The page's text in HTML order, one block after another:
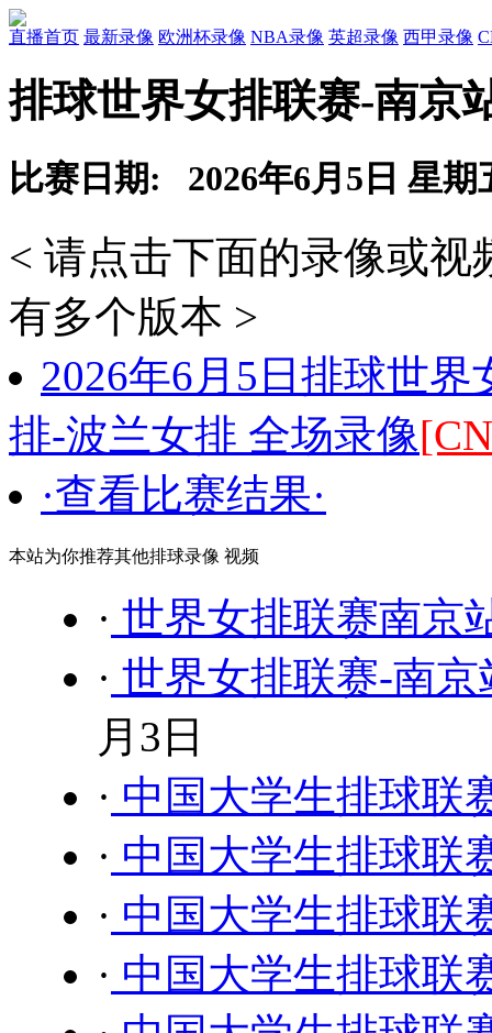
直播首页 最新录像 欧洲杯录像 NBA录像 英超录像 西甲录像
排球世界女排联赛-南京
比赛日期: 2026年6月5日 星期
< 请点击下面的录像或
有多个版本 >
2026年6月5日排球世
排-波兰女排 全场录像
·查看比赛结果·
本站为你推荐其他排球录像 视频
· 世界女排联赛南京
· 世界女排联赛-南
月3日
· 中国大学生排球
· 中国大学生排球
· 中国大学生排球
· 中国大学生排球